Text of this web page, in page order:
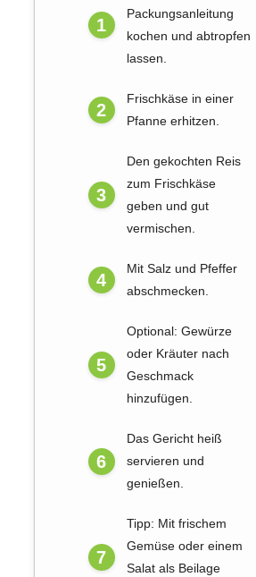
Packungsanleitung
kochen und abtropfen
lassen.
Frischkäse in einer
Pfanne erhitzen.
Den gekochten Reis
zum Frischkäse
geben und gut
vermischen.
Mit Salz und Pfeffer
abschmecken.
Optional: Gewürze
oder Kräuter nach
Geschmack
hinzufügen.
Das Gericht heiß
servieren und
genießen.
Tipp: Mit frischem
Gemüse oder einem
Salat als Beilage